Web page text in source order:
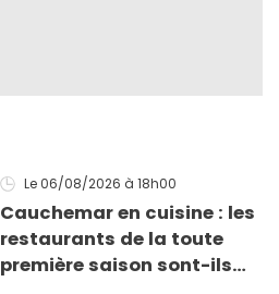
Le 06/08/2026 à 18h00
Cauchemar en cuisine : les
restaurants de la toute
première saison sont-ils